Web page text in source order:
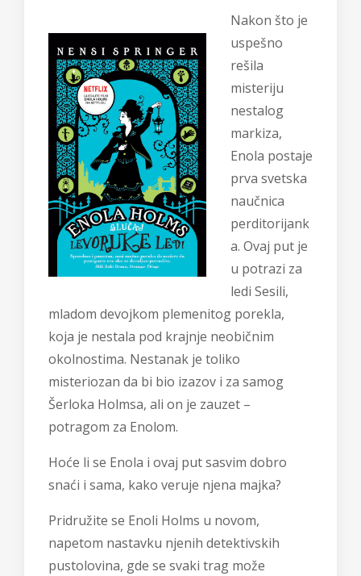
Nakon što je
uspešno
rešila
misteriju
nestalog
markiza,
Enola postaje
prva svetska
naučnica
perditorijank
a. Ovaj put je
u potrazi za
ledi Sesili,
mladom devojkom plemenitog porekla,
koja je nestala pod krajnje neobičnim
okolnostima. Nestanak je toliko
misteriozan da bi bio izazov i za samog
Šerloka Holmsa, ali on je zauzet –
potragom za Enolom.
Hoće li se Enola i ovaj put sasvim dobro
snaći i sama, kako veruje njena majka?
Pridružite se Enoli Holms u novom,
napetom nastavku njenih detektivskih
pustolovina, gde se svaki trag može